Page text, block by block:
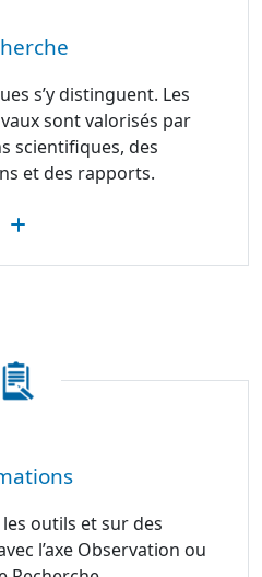
s’y distinguent. Les
sont valorisés par
scientifiques, des
et des rapports.
outils et sur des
l’axe Observation ou